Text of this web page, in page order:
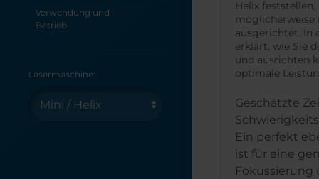
Verwendung und
Betrieb
Lasermaschine:
Helix
möglicherweise
ausgerichtet. In
erklärt, wie Sie
und ausrichten
optimale
Geschätzte
Ein perfekt
ist für eine
Fokussierung